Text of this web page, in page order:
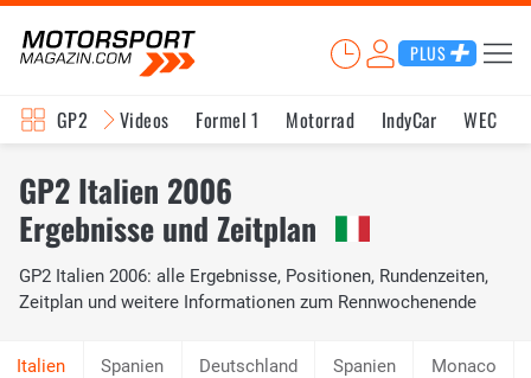
PLUS
GP2 Videos Formel 1 Motorrad IndyCar WEC
GP2 Italien 2006
Ergebnisse und Zeitplan
GP2 Italien 2006: alle Ergebnisse, Positionen, Rundenzeiten,
Zeitplan und weitere Informationen zum Rennwochenende
Spanien Deutschland Spanien Monaco